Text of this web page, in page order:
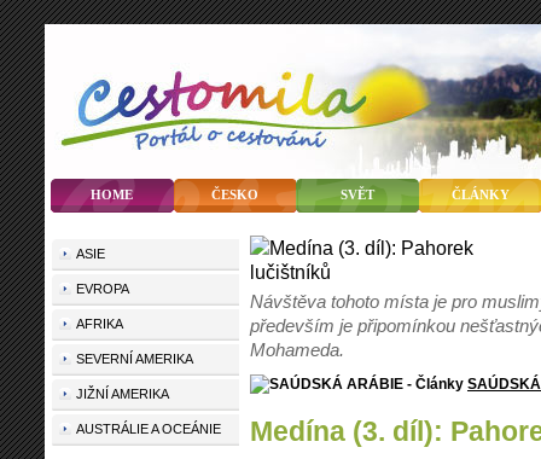
HOME ČESKO SVĚT ČLÁNKY
Návštěva tohoto místa je pro
především je připomínkou
Mohameda.
Medína (3. díl):
ASIE
EVROPA
AFRIKA
SEVERNÍ AMERIKA
JIŽNÍ AMERIKA
AUSTRÁLIE A OCEÁNIE